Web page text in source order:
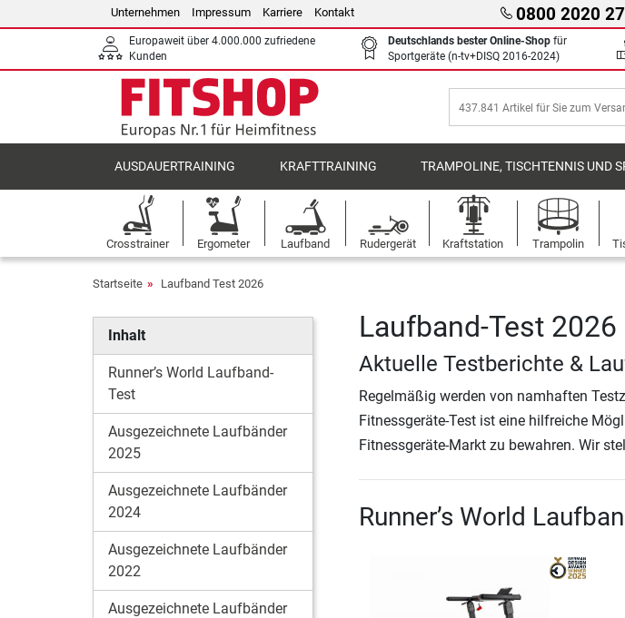
Unternehmen Impressum Karriere Kontakt 0800 2020 27
Europaweit über 4.000.000 zufriedene
Kunden
Deutschlands bester Online-Shop für
Sportgeräte (n-tv+DISQ 2016-2024)
AUSDAUERTRAINING KRAFTTRAINING TRAMPOLINE, TISCHTENNIS UND
Crosstrainer Ergometer Laufband Rudergerät Kraftstation Trampolin
Startseite Laufband Test 2026
Inhalt
Runner’s World Laufband-
Test
Ausgezeichnete Laufbänder
2025
Ausgezeichnete Laufbänder
2024
Ausgezeichnete Laufbänder
2022
Ausgezeichnete Laufbänder
Laufband-Test 2026
Aktuelle Testberichte &
Regelmäßig werden von namhaften
Fitnessgeräte-Test ist eine hilfreiche
Fitnessgeräte-Markt zu bewahren. Wir
Runner’s World